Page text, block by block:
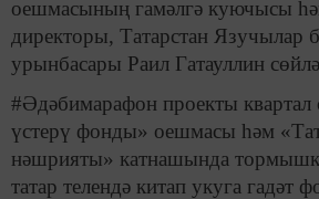
оешмасының гамәлгә куючысы
директоры, Татарстан Язучылар
урынбасары Раил Гатауллин
#Әдәбимарафон проекты квартал
үстерү фонды» оешмасы һәм
нәшрияты» катнашында
татар телендә китап укуга гадәт